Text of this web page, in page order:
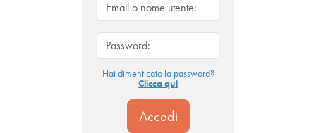
Hai dimenticato la password?
Clicca qui